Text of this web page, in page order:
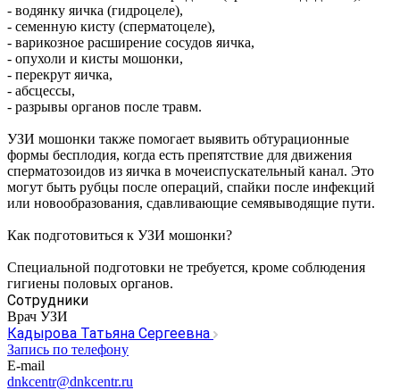
- водянку яичка (гидроцеле),
- семенную кисту (сперматоцеле),
- варикозное расширение сосудов яичка,
- опухоли и кисты мошонки,
- перекрут яичка,
- абсцессы,
- разрывы органов после травм.
УЗИ мошонки также помогает выявить обтурационные
формы бесплодия, когда есть препятствие для движения
сперматозоидов из яичка в мочеиспускательный канал. Это
могут быть рубцы после операций, спайки после инфекций
или новообразования, сдавливающие семявыводящие пути.
Как подготовиться к УЗИ мошонки?
Специальной подготовки не требуется, кроме соблюдения
гигиены половых органов.
Сотрудники
Врач УЗИ
Кадырова Татьяна Сергеевна
Запись по телефону
E-mail
dnkcentr@dnkcentr.ru